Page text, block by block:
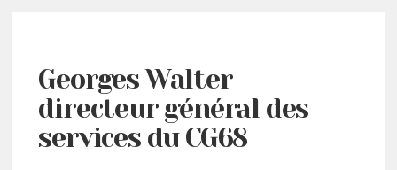
Georges Walter
directeur général des
services du CG68